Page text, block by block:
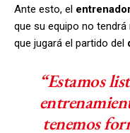
Ante esto, el
que su equipo no
que jugará el partido del
“Estamos
tenemos